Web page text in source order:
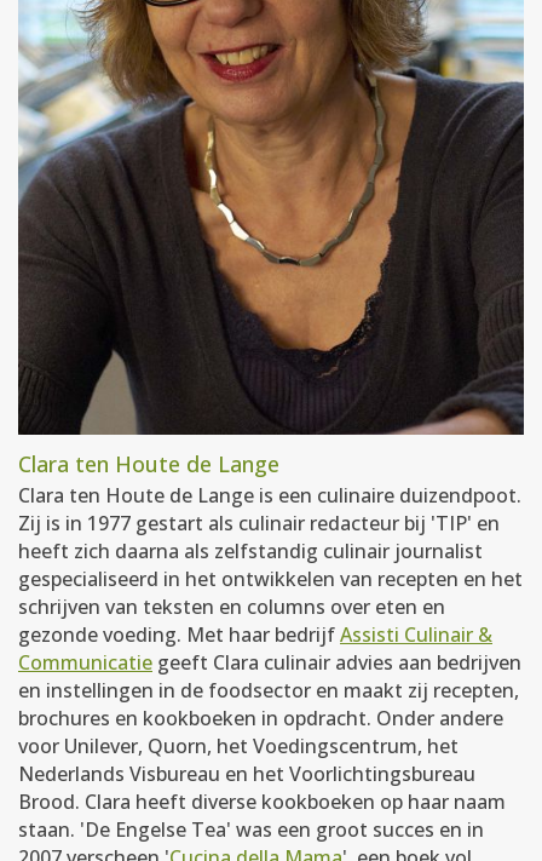
Clara ten Houte de Lange
Clara ten Houte de Lange is een culinaire duizendpoot.
Zij is in 1977 gestart als culinair redacteur bij 'TIP' en
heeft zich daarna als zelfstandig culinair journalist
gespecialiseerd in het ontwikkelen van recepten en het
schrijven van teksten en columns over eten en
gezonde voeding. Met haar bedrijfAssisti Culinair &
Communicatie geeft Clara culinair advies aan bedrijven
en instellingen in de foodsector en maakt zij recepten,
brochures en kookboeken in opdracht. Onder andere
voor Unilever, Quorn, het Voedingscentrum, het
Nederlands Visbureau en het Voorlichtingsbureau
Brood. Clara heeft diverse kookboeken op haar naam
staan. 'De Engelse Tea' was een groot succes en in